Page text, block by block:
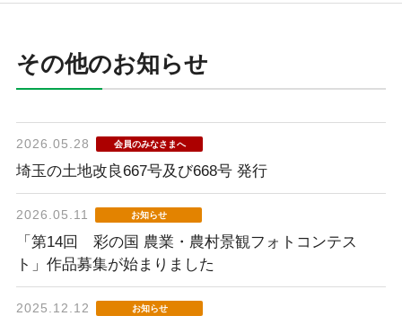
その他のお知らせ
2026.05.28 会員のみなさまへ
埼玉の土地改良667号及び668号 発行
2026.05.11 お知らせ
「第14回 彩の国 農業・農村景観フォトコンテス
ト」作品募集が始まりました
2025.12.12 お知らせ